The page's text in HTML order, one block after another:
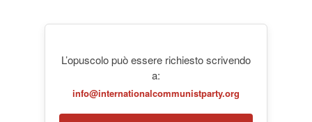
L’opuscolo può essere richiesto scrivendo
a:
info@internationalcommunistparty.org